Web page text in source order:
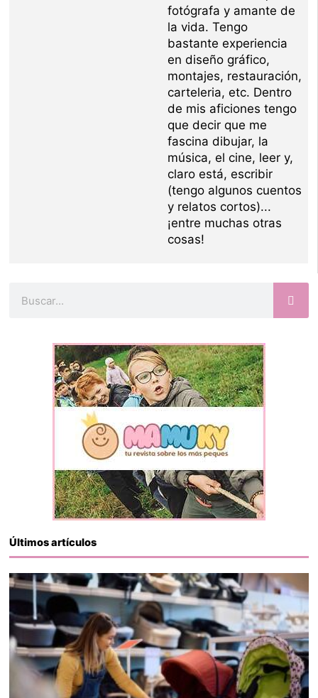
fotógrafa y amante de
la vida. Tengo
bastante experiencia
en diseño gráfico,
montajes, restauración,
carteleria, etc. Dentro
de mis aficiones tengo
que decir que me
fascina dibujar, la
música, el cine, leer y,
claro está, escribir
(tengo algunos cuentos
y relatos cortos)...
¡entre muchas otras
cosas!
Últimos artículos